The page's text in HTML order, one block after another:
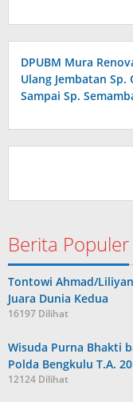
DPUBM Mura
Ulang Jembatan Sp.
Sampai Sp.
Berita Populer
Tontowi Ahmad/
Juara Dunia Kedua
16197 Dilihat
Wisuda Purna Bhakti
Polda Bengkulu T.A.
12124 Dilihat